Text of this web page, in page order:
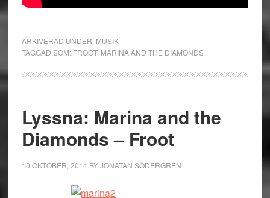
ARKIVERAD UNDER: MUSIK
TAGGAD SOM: FROOT, MARINA AND THE DIAMONDS
Lyssna: Marina and the
Diamonds – Froot
10 OKTOBER, 2014 BYJONATAN SÖDERGREN